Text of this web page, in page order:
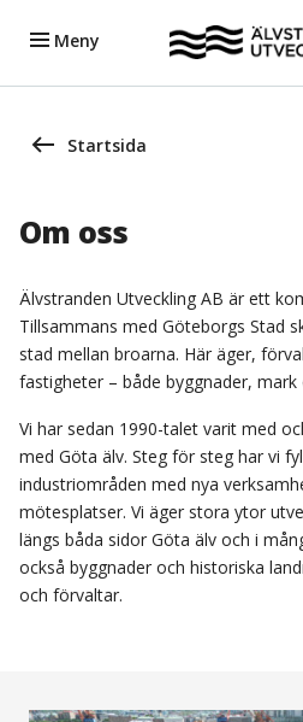
Meny
Startsida
Om oss
Älvstranden Utveckling AB är ett
Tillsammans med Göteborgs Stad
stad mellan broarna. Här äger,
fastigheter – både byggnader,
Vi har sedan 1990-talet varit med
med Göta älv. Steg för steg har vi
industriområden med nya
mötesplatser. Vi äger stora ytor
längs båda sidor Göta älv och i
också byggnader och historiska
och förvaltar.